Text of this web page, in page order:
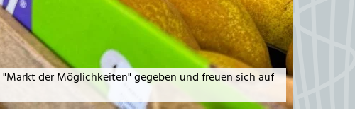
der Möglichkeiten" gegeben und freuen sich auf